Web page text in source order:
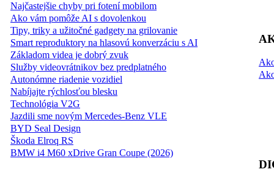
Najčastejšie chyby pri fotení mobilom
Ako vám pomôže AI s dovolenkou
Tipy, triky a užitočné gadgety na grilovanie
Smart reproduktory na hlasovú konverzáciu s AI
Základom videa je dobrý zvuk
Služby videovrátnikov bez predplatného
Autonómne riadenie vozidiel
Nabíjajte rýchlosťou blesku
Technológia V2G
Jazdili sme novým Mercedes-Benz VLE
BYD Seal Design
Škoda Elroq RS
BMW i4 M60 xDrive Gran Coupe (2026)